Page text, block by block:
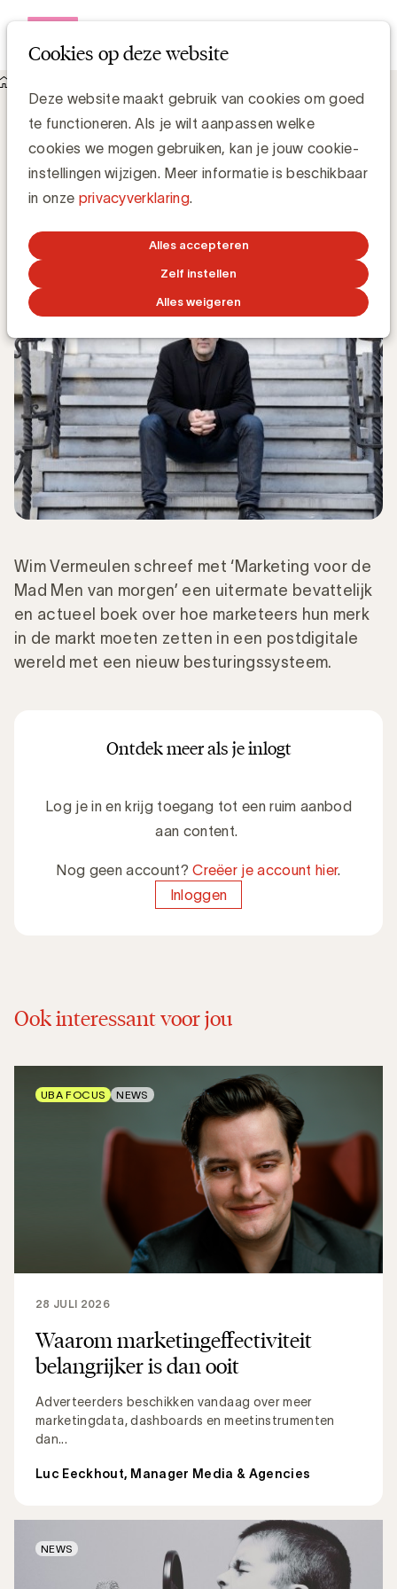
Cookies op deze website
Deze website maakt gebruik van cookies om goed
te functioneren. Als je wilt aanpassen welke
cookies we mogen gebruiken, kan je jouw cookie-
instellingen wijzigen. Meer informatie is beschikbaar
in onze privacyverklaring.
Alles accepteren
Zelf instellen
Alles weigeren
Wim Vermeulen: "We zijn toe aan een herziening van het
marketingvak"
Wim Vermeulen: "We zijn toe aan een
herziening van het marketingvak"
12 MAART 2018
Wim Vermeulen schreef met ‘Marketing voor de
Mad Men van morgen’ een uitermate bevattelijk
en actueel boek over hoe marketeers hun merk
in de markt moeten zetten in een postdigitale
wereld met een nieuw besturingssysteem.
Ontdek meer als je inlogt
Log je in en krijg toegang tot een ruim aanbod
aan content.
Nog geen account?Creëer je account hier.
Inloggen
Ook interessant voor jou
Waarom marketingeffectiviteit
belangrijker is dan ooit
Adverteerders beschikken vandaag over meer
marketingdata, dashboards en meetinstrumenten
dan...
28 JULI 2026
Luc Eeckhout, Manager Media & Agencies
UBA FOCUS NEWS
NEWS